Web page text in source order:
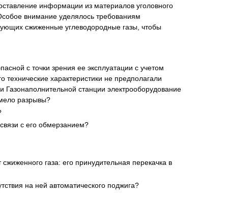
информации из материалов уголовного
внимание уделялось требованиям
сжиженные углеводородные газы, чтобы
с точки зрения ее эксплуатации с учетом
характеристики не предполагали
станции электрооборудование
разрывы?
с его обмерзанием?
газа: его принудительная перекачка в
на ней автоматического поджига?